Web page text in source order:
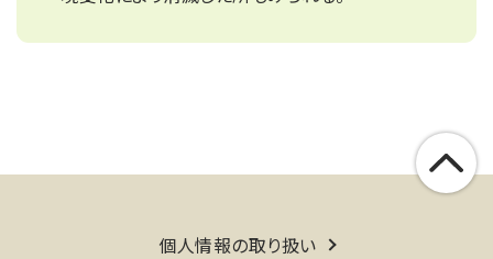
個人情報の取り扱い